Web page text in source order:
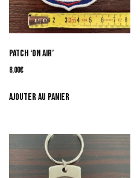
PATCH ‘On Air’
8,00€
Ajouter au panier